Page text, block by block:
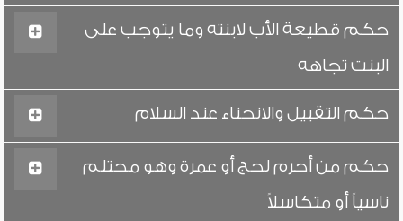
حكم قطيعة الأب لابنته وما يتوجب على
البنت تجاهه
حكم التقبيل والانحناء عند السلام
حكم من أحرم لحج أو عمرة وهو محتلم
ناسياً أو متكاسلاً